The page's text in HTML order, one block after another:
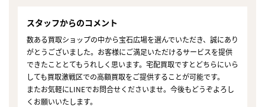
スタッフからのコメント
数ある買取ショップの中から宝石広場を選んでいただき、誠にあり
がとうございました。お客様にご満足いただけるサービスを提供
できたこととてもうれしく思います。宅配買取ですとどちらにいら
しても買取激戦区での高額買取をご提供することが可能です。
またお気軽にLINEでお問合せくださいませ。今後もどうぞよろし
くお願いいたします。